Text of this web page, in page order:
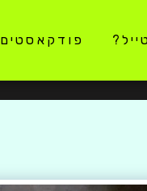
פודקאסטים